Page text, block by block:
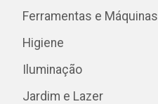
Ferramentas e Máquinas
Higiene
Iluminação
Jardim e Lazer